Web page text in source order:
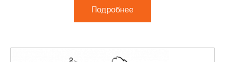
Подробнее